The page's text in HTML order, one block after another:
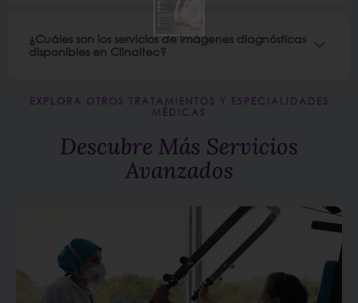
¿Cuáles son los servicios de imágenes diagnósticas
disponibles en Clinaltec?
EXPLORA OTROS TRATAMIENTOS Y ESPECIALIDADES
MÉDICAS
Descubre Más Servicios
Avanzados